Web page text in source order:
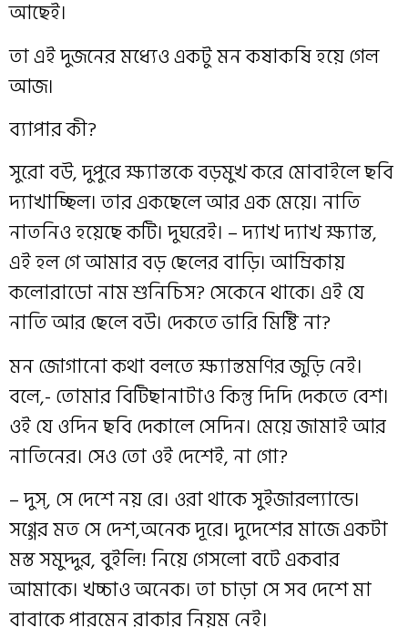
আছেই।
তা এই দুজনের মধ্যেও একটু মন কষাকষি হয়ে গেল
আজ।
ব্যাপার কী?
সুরো বউ, দুপুরে ক্ষ্যান্তকে বড়মুখ করে মোবাইলে ছবি
দ্যাখাচ্ছিল। তার একছেলে আর এক মেয়ে। নাতি
নাতনিও হয়েছে কটি। দুঘরেই। – দ্যাখ দ্যাখ ক্ষ্যান্ত,
এই হল গে আমার বড় ছেলের বাড়ি। আম্রিকায়
কলোরাডো নাম শুনিচিস? সেকেনে থাকে। এই যে
নাতি আর ছেলে বউ। দেকতে ভারি মিষ্টি না?
মন জোগানো কথা বলতে ক্ষ্যান্তমণির জুড়ি নেই।
বলে,- তোমার বিটিছানাটাও কিন্তু দিদি দেকতে বেশ।
ওই যে ওদিন ছবি দেকালে সেদিন। মেয়ে জামাই আর
নাতিনের। সেও তো ওই দেশেই, না গো?
– দুস্, সে দেশে নয় রে। ওরা থাকে সুইজারল্যান্ডে।
সগ্গের মত সে দেশ,অনেক দূরে। দুদেশের মাজে একটা
মস্ত সমুদ্দুর, বুইলি! নিয়ে গেসলো বটে একবার
আমাকে। খচ্চাও অনেক। তা চাড়া সে সব দেশে মা
বাবাকে পারমেন রাকার নিয়ম নেই।